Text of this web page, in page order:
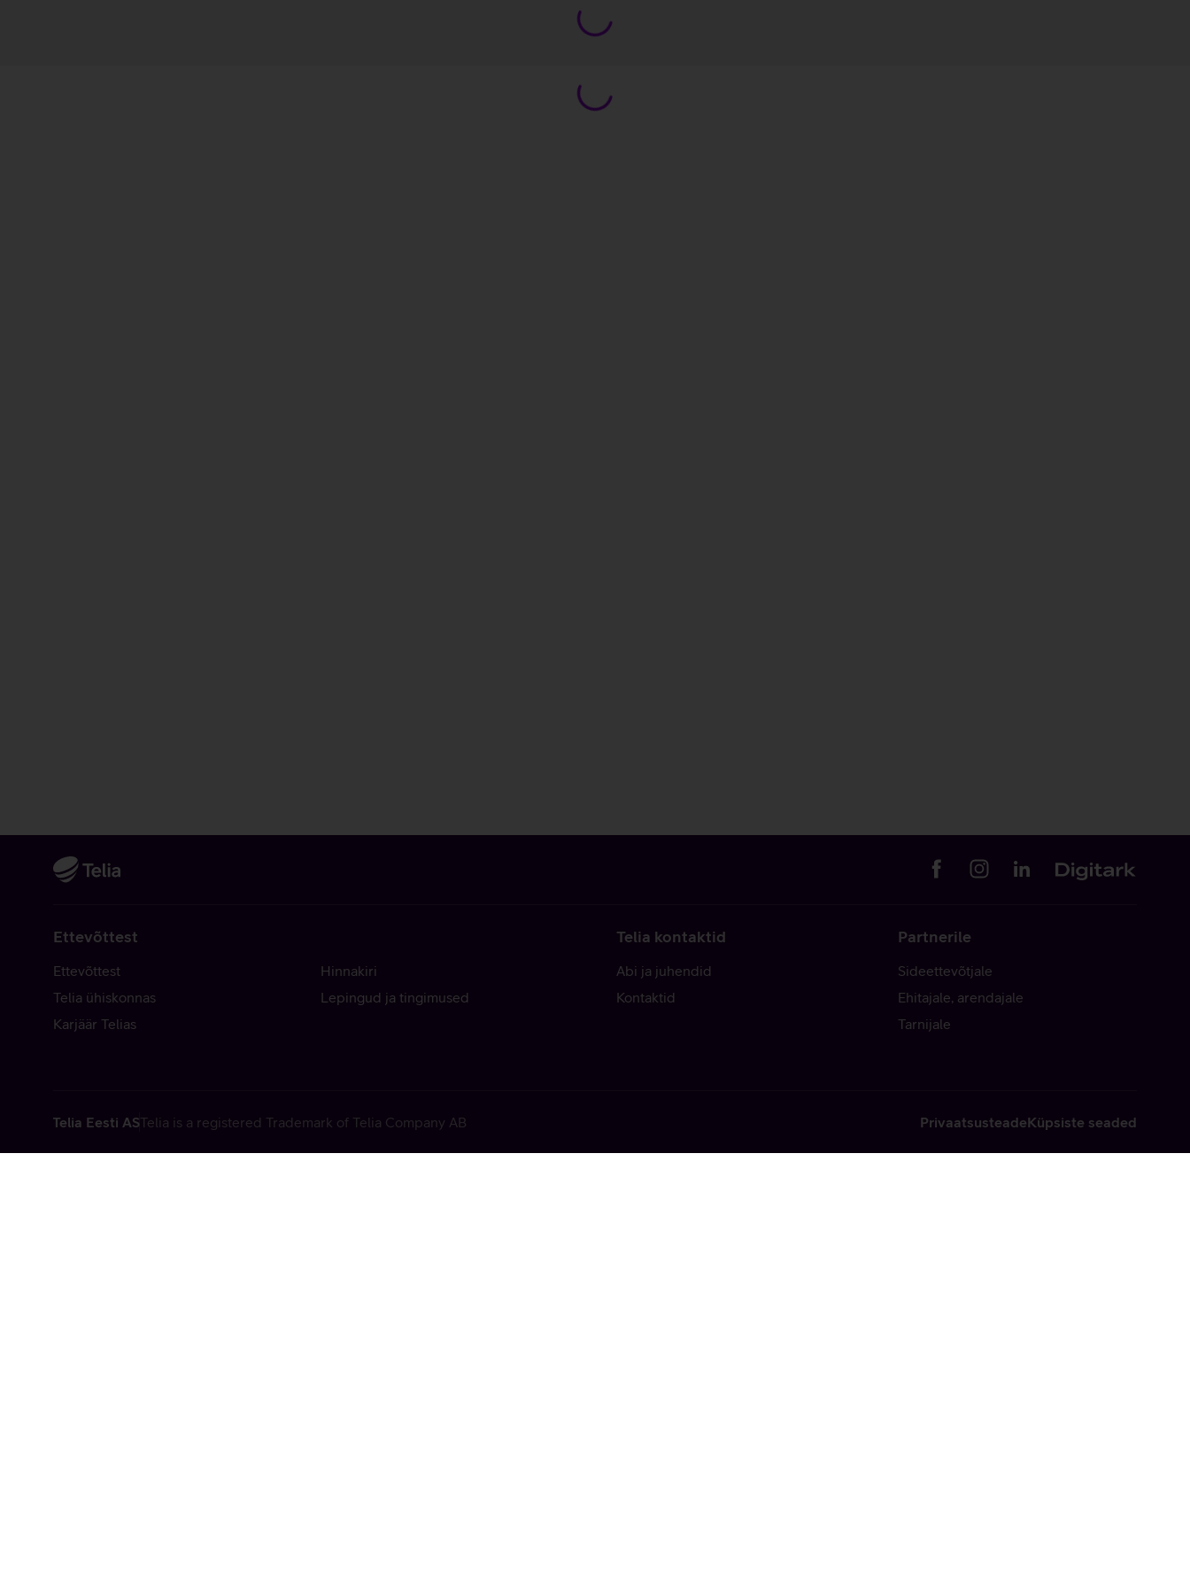
Ettevõttest
Ettevõttest
Telia ühiskonnas
Karjäär Telias
Hinnakiri
Lepingud ja tingimused
Telia kontaktid
Abi ja juhendid
Kontaktid
Partnerile
Sideettevõtjale
Ehitajale, arendajale
Tarnijale
Telia Eesti ASTelia is a registered Trademark of Telia Company AB PrivaatsusteadeKüpsiste seaded